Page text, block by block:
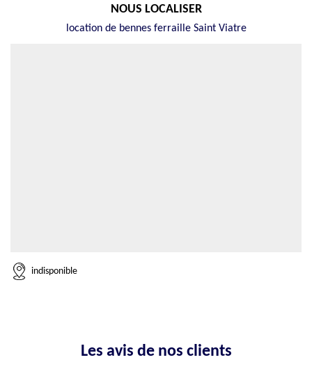
NOUS LOCALISER
location de bennes ferraille Saint Viatre
indisponible
Les avis de nos clients